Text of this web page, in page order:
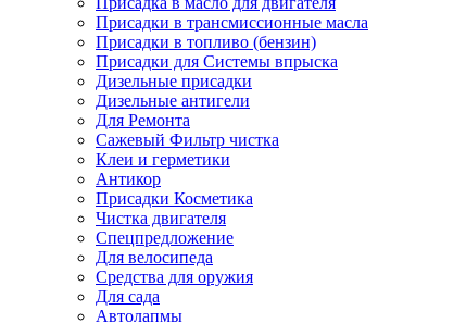
Присадки в трансмиссионные масла
Присадки в топливо (бензин)
Присадки для Системы впрыска
Дизельные присадки
Дизельные антигели
Для Ремонта
Сажевый Фильтр чистка
Клеи и герметики
Антикор
Присадки Косметика
Чистка двигателя
Спецпредложение
Для велосипеда
Средства для оружия
Для сада
Автолапмы